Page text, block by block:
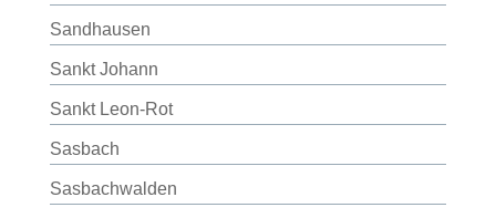
Sandhausen
Sankt Johann
Sankt Leon-Rot
Sasbach
Sasbachwalden